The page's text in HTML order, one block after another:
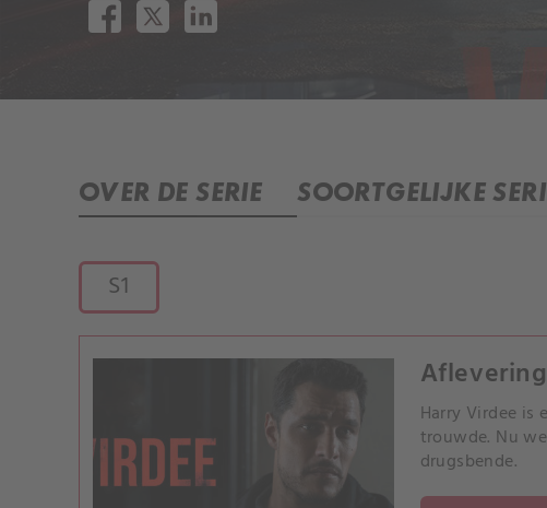
OVER DE SERIE SOORTGELIJKE
S1
Harry Virdee
trouwde. Nu
drugsbende.